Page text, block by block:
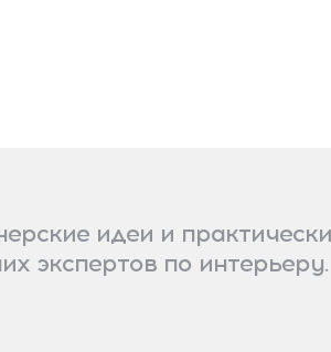
идеи и
экспертов по интерьеру.